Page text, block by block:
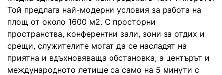
Той предлага най-модерни условия за работа на
площ от около 1600 м2. С просторни
пространства, конферентни зали, зони за отдих и
срещи, служителите могат да се насладят на
приятна и вдъхновяваща обстановка, а центърът и
международното летище са само на 5 минути с